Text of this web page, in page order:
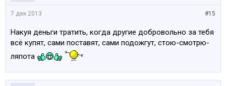
#15
7 дек 2013
Накуя деньги тратить, когда другие добровольно за тебя
всё купят, сами поставят, сами подожгут, стою-смотрю-
ляпота